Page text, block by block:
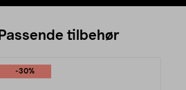
Passende tilbehør
-30%